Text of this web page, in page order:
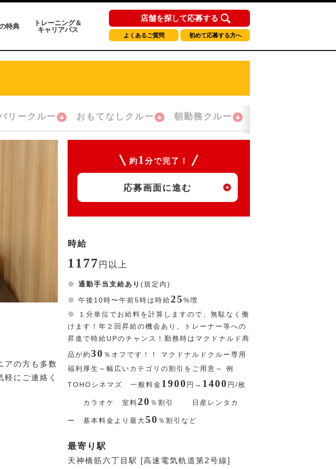
特典
トレーニング＆
キャリアパス
店舗を探して応募する
よくあるご質問 初めて応募する方へ
リークルー おもてなしクルー 朝勤務クルー
アの方も多数
にご連絡く
約 1 分で完了！
応募画面に進む
時給
1177 円 以上
※ 通勤手当支給あり (規定内)
※ 午後10時〜午前5時は時給25%増
※
１分単位でお給料を計算しますので、無駄なく働
けます！年２回昇給の機会あり。トレーナー等への
昇進で時給UPのチャンス！勤務時はマクドナルド商
品が約30 ％ オフです！！ マクドナルドクルー専用
福利厚生～幅広いカテゴリの割引をご用意～ 例
TOHOシネマズ 一般料金 1900 円 → 1400 円 /枚
カラオケ 室料20 ％ 割引 日産レンタカ
ー 基本料金より最大50 ％ 割引など
最寄り駅
天神橋筋六丁目駅 [高速電気軌道第2号線]